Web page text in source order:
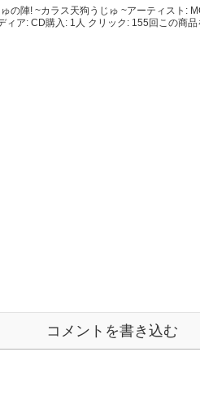
の陣! ~カラス天狗うじゅ ~アーティスト:
ィア: CD購入: 1人 クリック: 155回この商
コメントを書き込む